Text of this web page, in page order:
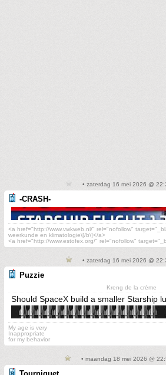
• zaterdag 16 mei 2026 @
-CRASH-
<a href="http://www.vwkweb.nl/" rel="nofollow"
weerkunde en klimatologie\[/b\]</a>
<a href="http://www.estofex.org/" rel="nofollow"
• zaterdag 16 mei 2026 @
Puzzie
Kreng de la crème
Should SpaceX build a smaller Starship
My age is very
Inappropriate
for my behavior
• maandag 18 mei 2026 @